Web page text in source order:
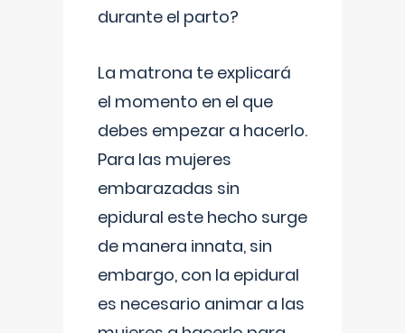
durante el parto?
La matrona te explicará
el momento en el que
debes empezar a hacerlo.
Para las mujeres
embarazadas sin
epidural este hecho surge
de manera innata, sin
embargo, con la epidural
es necesario animar a las